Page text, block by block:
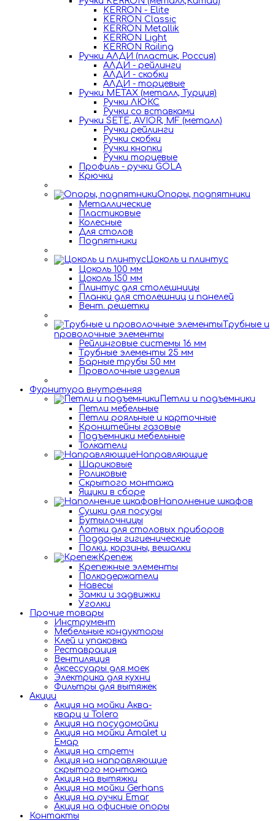
KERRON - Elite
KERRON Classic
KERRON Metallik
KERRON Light
KERRON Railing
Ручки АЛДИ (пластик, Россия)
АЛДИ - рейлинги
АЛДИ - скобки
АЛДИ - торцевые
Ручки METAX (металл, Турция)
Ручки ЛЮКС
Ручки со вставками
Ручки SETE, AVIOR, MF (металл)
Ручки рейлинги
Ручки скобки
Ручки кнопки
Ручки торцевые
Профиль - ручки GOLA
Крючки
Опоры, подпятники
Металлические
Пластиковые
Колесные
Для столов
Подпятники
Цоколь и плинтус
Цоколь 100 мм
Цоколь 150 мм
Плинтус для столешницы
Планки для столешниц и панелей
Вент. решетки
Трубные и
проволочные элементы
Рейлинговые системы 16 мм
Трубные элементы 25 мм
Барные трубы 50 мм
Проволочные изделия
Фурнитура внутренняя
Петли и подъемники
Петли мебельные
Петли рояльные и карточные
Кронштейны газовые
Подъемники мебельные
Толкатели
Направляющие
Шариковые
Роликовые
Скрытого монтажа
Ящики в сборе
Наполнение шкафов
Сушки для посуды
Бутылочницы
Лотки для столовых приборов
Поддоны гигиенические
Полки, корзины, вешалки
Крепеж
Крепежные элементы
Полкодержатели
Навесы
Замки и задвижки
Уголки
Прочие товары
Инструмент
Мебельные кондукторы
Клей и упаковка
Реставрация
Вентиляция
Аксессуары для моек
Электрика для кухни
Фильтры для вытяжек
Акции
Акция на мойки Аква-
кварц и Tolero
Акция на посудомойки
Акция на мойки Amalet и
Емар
Акция на стретч
Акция на направляющие
скрытого монтажа
Акция на вытяжки
Акция на мойки Gerhans
Акция на ручки Emar
Акция на офисные опоры
Контакты